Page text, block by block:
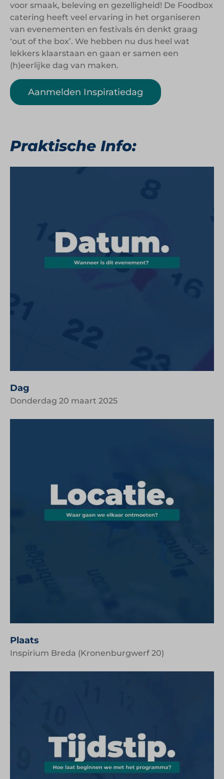
voor smaak, beleving en gezelligheid! De Foodbox
catering heeft veel ervaring in het organiseren
van evenementen en festivals én denkt graag
‘out of the box’. We hebben nu dus heel wat
lekkers klaarstaan en gaan er samen een
(h)eerlijke dag van maken.
Aanmelden Inspiratiedag
Praktische Info:
Dag
Donderdag 20 maart 2025
Plaats
Inspirium Breda (Kronenburgwerf 20)